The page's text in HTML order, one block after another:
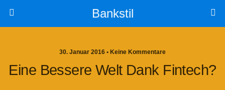
Bankstil
30. Januar 2016 • Keine Kommentare
Eine Bes­se­re Welt Dank Fintech?